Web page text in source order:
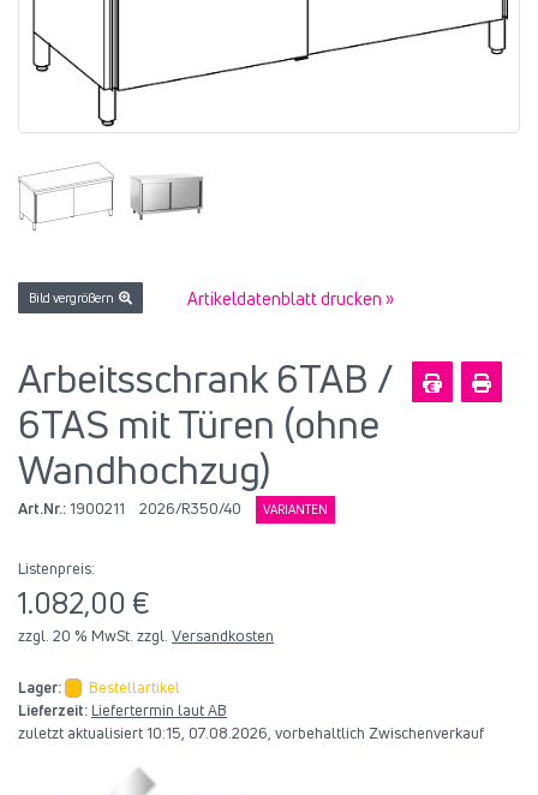
Bild vergrößern Artikeldatenblatt drucken »
Arbeitsschrank 6TAB /
6TAS mit Türen (ohne
Wandhochzug)
Art.Nr.: 1900211 2026/R350/40 VARIANTEN
Listenpreis:
1.082,00 €
zzgl. 20 % MwSt. zzgl. Versandkosten
Lager:
Bestellartikel
Lieferzeit: Liefertermin laut AB
zuletzt aktualisiert 10:15, 07.08.2026, vorbehaltlich Zwischenverkauf